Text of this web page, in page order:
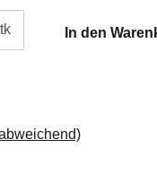
In den